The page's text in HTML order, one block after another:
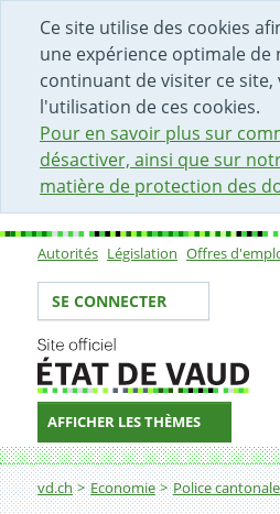
Ce site utilise des cookies
une expérience optimale de
continuant de visiter ce site,
l'utilisation de ces cookies.
Pour en savoir plus sur
désactiver, ainsi que sur
matière de protection des
DÉBUT DU CONTENU DE LA
ACCÈS AU CHAMP DE
PAGE D'ACCUEIL
FORMULAIRE DE CONTACT
Sous-navigation
Autorités Législation Offres
Votre identité
SE CONNECTER
AFFICHER LES THÈMES
Fil d'Ariane
vd.ch Economie Police
Informations relatives aux